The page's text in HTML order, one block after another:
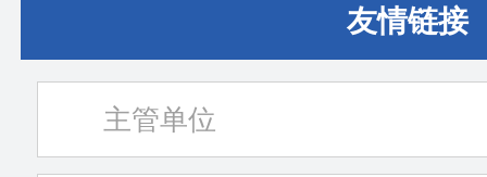
友情链接
主管单位